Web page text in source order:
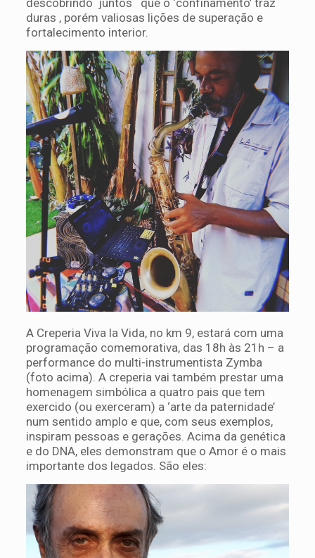
duras , porém valiosas lições de superação e
fortalecimento interior.
A Creperia Viva la Vida, no km 9, estará com uma
programação comemorativa, das 18h às 21h – a
performance do multi-instrumentista Zymba
(foto acima). A creperia vai também prestar uma
homenagem simbólica a quatro pais que tem
exercido (ou exerceram) a ‘arte da paternidade’
num sentido amplo e que, com seus exemplos,
inspiram pessoas e gerações. Acima da genética
e do DNA, eles demonstram que o Amor é o mais
importante dos legados. São eles: